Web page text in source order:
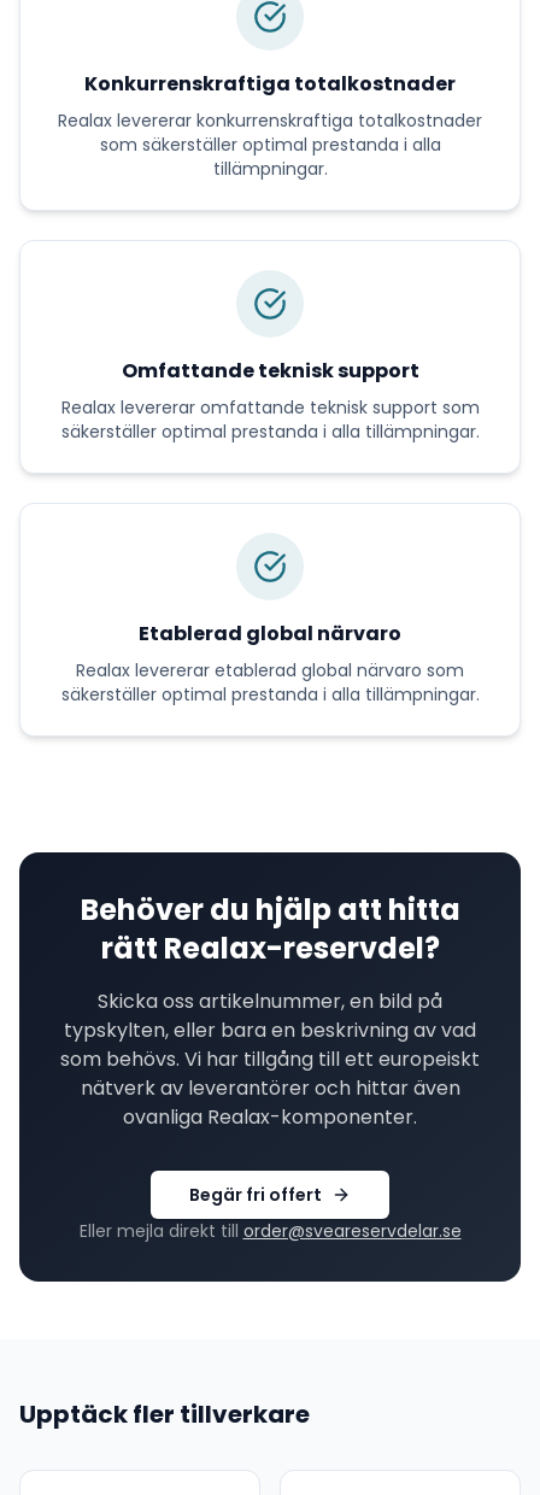
Konkurrenskraftiga totalkostnader
Realax levererar konkurrenskraftiga totalkostnader
som säkerställer optimal prestanda i alla
tillämpningar.
Omfattande teknisk support
Realaxlevererar omfattande teknisk support som
säkerställer optimal prestanda i alla tillämpningar.
Etablerad global närvaro
Realax levererar etablerad global närvaro som
säkerställer optimal prestanda i alla tillämpningar.
Behöver du hjälp att hitta
rätt Realax-reservdel?
Skicka oss artikelnummer, en bild på
typskylten, eller bara en beskrivning av vad
som behövs. Vi har tillgång till ett europeiskt
nätverk av leverantörer och hittar även
ovanliga Realax-komponenter.
Begär fri offert
Eller mejla direkt till order@sveareservdelar.se
Upptäck fler tillverkare